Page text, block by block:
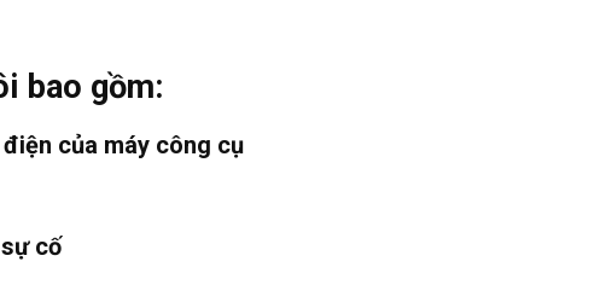
bao gồm:
của máy công cụ
cố